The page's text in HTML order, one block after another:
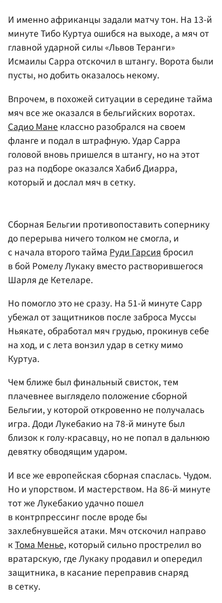
И именно африканцы задали матчу тон. На 13-й
минуте Тибо Куртуа ошибся на выходе, а мяч от
главной ударной силы «Львов Теранги»
Исмаилы Сарра отскочил в штангу. Ворота были
пусты, но добить оказалось некому.
Впрочем, в похожей ситуации в середине тайма
мяч все же оказался в бельгийских воротах.
Садио Мане классно разобрался на своем
фланге и подал в штрафную. Удар Сарра
головой вновь пришелся в штангу, но на этот
раз на подборе оказался Хабиб Диарра,
который и дослал мяч в сетку.
Сборная Бельгии противопоставить сопернику
до перерыва ничего толком не смогла, и
с начала второго таймаРуди Гарсиябросил
в бой Ромелу Лукаку вместо растворившегося
Шарля де Кетеларе.
Но помогло это не сразу. На 51-й минуте Сарр
убежал от защитников после заброса Муссы
Ньякате, обработал мяч грудью, прокинув себе
на ход, и с лета вонзил удар в сетку мимо
Куртуа.
Чем ближе был финальный свисток, тем
плачевнее выглядело положение сборной
Бельгии, у которой откровенно не получалась
игра. Доди Лукебакио на 78-й минуте был
близок к голу-красавцу, но не попал в дальнюю
девятку обводящим ударом.
И все же европейская сборная спаслась. Чудом.
Но и упорством. И мастерством. На 86-й минуте
тот же Лукебакио удачно пошел
в контрпрессинг после вроде бы
захлебнувшейся атаки. Мяч отскочил направо
кТома Менье, который сильно прострелил во
вратарскую, где Лукаку продавил и опередил
защитника, в касание переправив снаряд
в сетку.